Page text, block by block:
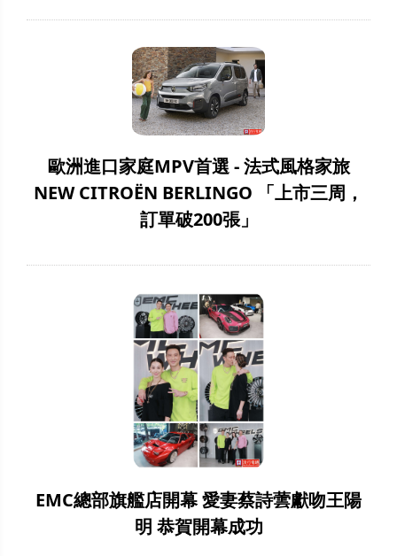
歐洲進口家庭MPV首選 - 法式風格家旅
NEW CITROËN BERLINGO 「上市三周，
訂單破200張」
EMC總部旗艦店開幕 愛妻蔡詩蕓獻吻王陽
明 恭賀開幕成功